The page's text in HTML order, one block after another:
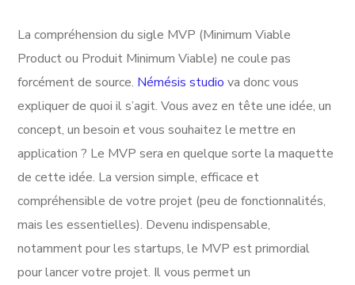
La compréhension du sigle MVP (Minimum Viable
Product ou Produit Minimum Viable) ne coule pas
forcément de source. Némésis studio va donc vous
expliquer de quoi il s’agit. Vous avez en tête une idée, un
concept, un besoin et vous souhaitez le mettre en
application ? Le MVP sera en quelque sorte la maquette
de cette idée. La version simple, efficace et
compréhensible de votre projet (peu de fonctionnalités,
mais les essentielles). Devenu indispensable,
notamment pour les startups, le MVP est primordial
pour lancer votre projet. Il vous permet un